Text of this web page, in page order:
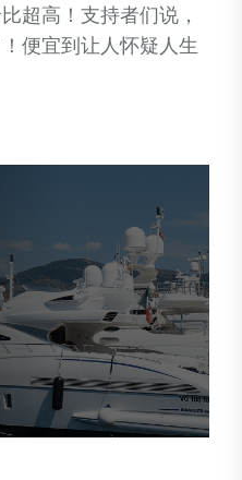
超高！支持者们说，
便宜到让人怀疑人生